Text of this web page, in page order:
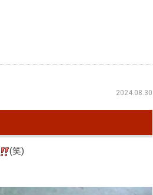
2024.08.30
(笑)